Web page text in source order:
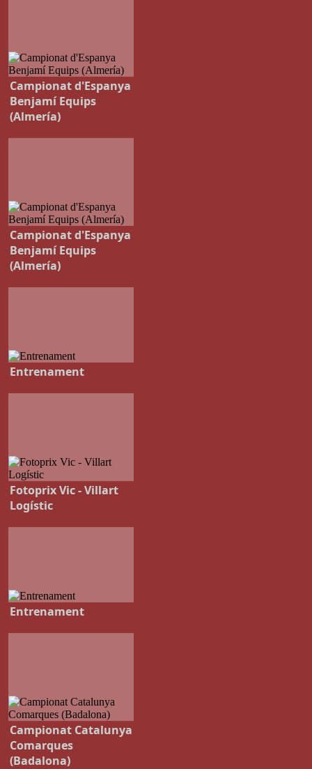
Campionat d'Espanya
Benjamí Equips
(Almería)
Campionat d'Espanya
Benjamí Equips
(Almería)
Entrenament
Fotoprix Vic - Villart
Logístic
Entrenament
Campionat Catalunya
Comarques
(Badalona)